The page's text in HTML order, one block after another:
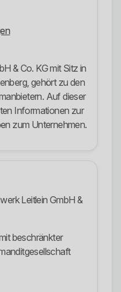
& Co. KG mit Sitz in
gehört zu den
Auf dieser
Informationen zur
zum Unternehmen.
Leitlein GmbH &
beschränkter